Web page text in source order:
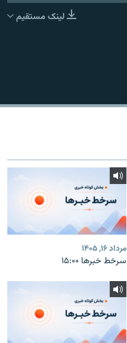
لینک مستقیم
مرداد ۱۶, ۱۴۰۵
سرخط خبرها ۱۵:۰۰